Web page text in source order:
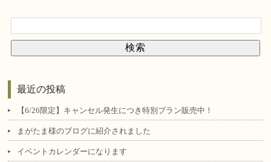
最近の投稿
【6/26限定】キャンセル発生につき特別プラン販売中！
まがたま様のブログに紹介されました
イベントカレンダーになります